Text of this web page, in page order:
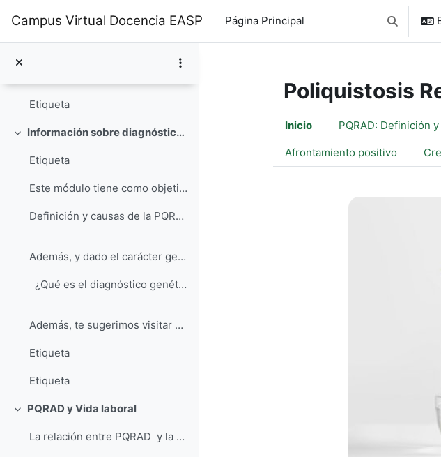
Campus Virtual Docencia EASP Página Principal Selector
La poliquistosis renal autosómica dominante (PQRAD...
Etiqueta
Colapsar Información sobre diagnóstico y tratamiento
Etiqueta
Este módulo tiene como objetivo ofrecer informac...
Definición y causas de la PQRAD 1-720p.flv ...
Además, y dado el carácter genético de la PQRAD, t...
¿Qué es el diagnóstico genético preimplantatori...
Además, te sugerimos visitar un curso de la Escola...
Etiqueta
Etiqueta
Colapsar
PQRAD y Vida laboral
La relación entre PQRAD y la vida laboral es un a...
Poliquistosis
Perfilado de
Inicio PQRAD: Definición
Afrontamiento positivo